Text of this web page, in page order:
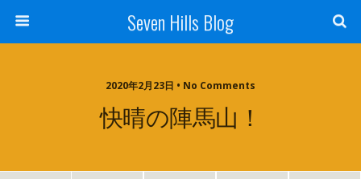
Seven Hills Blog
2020年2月23日 • No Comments
快晴の陣馬山！